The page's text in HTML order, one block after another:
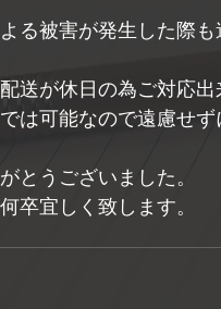
る被害が発生した際
送が休日の為ご対応
は可能なので遠慮せ
とうございました。
卒宜しく致します。